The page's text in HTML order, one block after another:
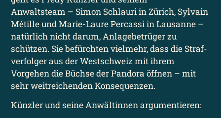
Anwaltsteam – Simon Schlauri in Zürich, Sylvain
Métille und Marie-Laure Percassi in Lausanne –
natürlich nicht darum, Anlage­betrüger zu
schützen. Sie befürchten vielmehr, dass die Straf­
verfolger aus der Westschweiz mit ihrem
Vorgehen die Büchse der Pandora öffnen – mit
sehr weitreichenden Konsequenzen.
Künzler und seine Anwältinnen argumentieren: